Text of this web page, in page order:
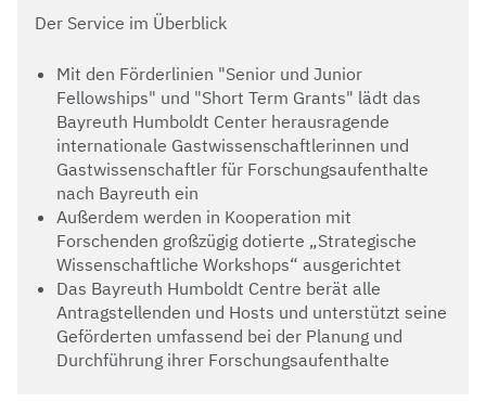
Der Service im Überblick
Mit den Förderlinien "Senior und Junior
Fellowships" und "Short Term Grants" lädt das
Bayreuth Humboldt Center herausragende
internationale Gastwissenschaftlerinnen und
Gastwissenschaftler für Forschungsaufenthalte
nach Bayreuth ein
Außerdem werden in Kooperation mit
Forschenden großzügig dotierte „Strategische
Wissenschaftliche Workshops“ ausgerichtet
Das Bayreuth Humboldt Centre berät alle
Antragstellenden und Hosts und unterstützt seine
Geförderten umfassend bei der Planung und
Durchführung ihrer Forschungsaufenthalte